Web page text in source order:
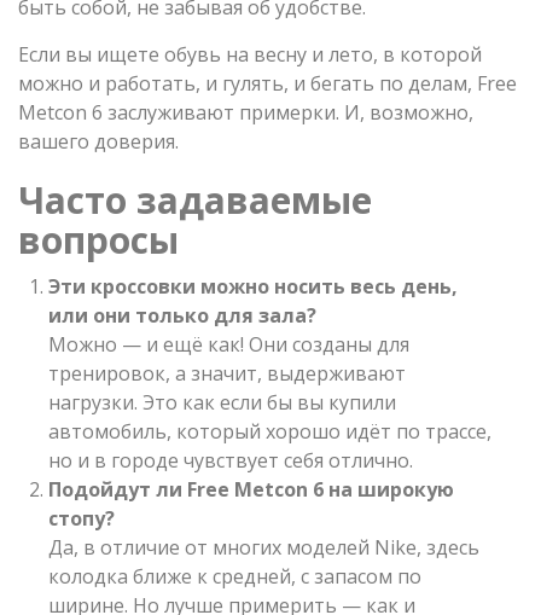
быть собой, не забывая об удобстве.
Если вы ищете обувь на весну и лето, в которой
можно и работать, и гулять, и бегать по делам, Free
Metcon 6 заслуживают примерки. И, возможно,
вашего доверия.
Часто задаваемые
вопросы
Эти кроссовки можно носить весь день,
или они только для зала?
Можно — и ещё как! Они созданы для
тренировок, а значит, выдерживают
нагрузки. Это как если бы вы купили
автомобиль, который хорошо идёт по трассе,
но и в городе чувствует себя отлично.
Подойдут ли Free Metcon 6 на широкую
стопу?
Да, в отличие от многих моделей Nike, здесь
колодка ближе к средней, с запасом по
ширине. Но лучше примерить — как и